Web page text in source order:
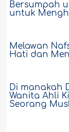
Bersumpah
untuk
Melawan
Hati dan
Di manakah
Wanita Ahli
Seorang